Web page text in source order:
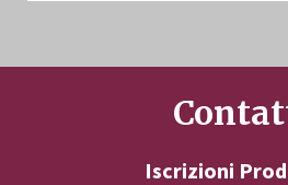
Iscrizioni